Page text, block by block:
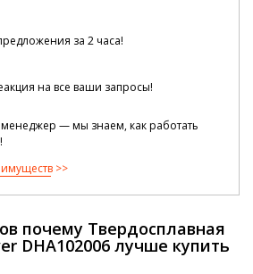
за 2 часа!
на все ваши запросы!
менеджер — мы знаем, как работать
почему Твердосплавная
DHA102006 лучше купить